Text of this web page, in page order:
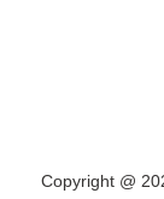
Copyright @